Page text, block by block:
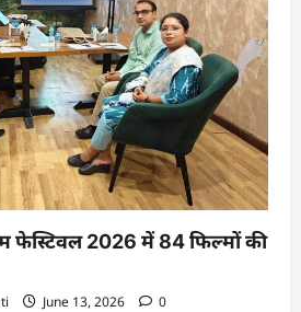
फेस्टिवल 2026 में 84 फिल्मों की
June 13, 2026 0